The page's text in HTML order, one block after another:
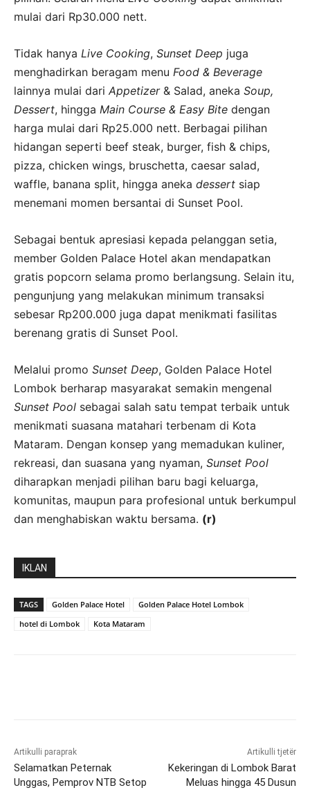
mulai dari Rp30.000 nett.
Tidak hanya Live Cooking, Sunset Deep juga
menghadirkan beragam menu Food & Beverage
lainnya mulai dari Appetizer& Salad, aneka Soup,
Dessert, hingga Main Course & Easy Bite dengan
harga mulai dari Rp25.000 nett. Berbagai pilihan
hidangan seperti beef steak, burger, fish & chips,
pizza, chicken wings, bruschetta, caesar salad,
waffle, banana split, hingga aneka dessert siap
menemani momen bersantai di Sunset Pool.
Sebagai bentuk apresiasi kepada pelanggan setia,
member Golden Palace Hotel akan mendapatkan
gratis popcorn selama promo berlangsung. Selain itu,
pengunjung yang melakukan minimum transaksi
sebesar Rp200.000 juga dapat menikmati fasilitas
berenang gratis di Sunset Pool.
Melalui promo Sunset Deep, Golden Palace Hotel
Lombok berharap masyarakat semakin mengenal
Sunset Pool sebagai salah satu tempat terbaik untuk
menikmati suasana matahari terbenam di Kota
Mataram. Dengan konsep yang memadukan kuliner,
rekreasi, dan suasana yang nyaman, Sunset Pool
diharapkan menjadi pilihan baru bagi keluarga,
komunitas, maupun para profesional untuk berkumpul
dan menghabiskan waktu bersama. (r)
IKLAN
TAGS Golden Palace Hotel
Golden Palace Hotel Lombok
hotel di Lombok
Kota Mataram
Artikulli paraprak
Selamatkan Peternak
Unggas, Pemprov NTB Setop
Artikulli tjetër
Kekeringan di Lombok Barat
Meluas hingga 45 Dusun